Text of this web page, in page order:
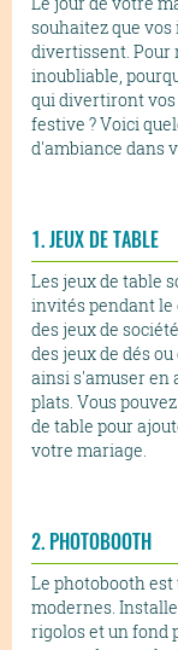
souhaitez que
divertissent. Pour
inoubliable,
qui divertiront
festive ? Voici
d'ambiance dans
1. JEUX DE TABLE
Les jeux de table
invités pendant le
des jeux de
des jeux de dés
ainsi s'amuser en
plats. Vous
de table pour
votre mariage.
2. PHOTOBOOTH
Le photobooth
modernes.
rigolos et un fond